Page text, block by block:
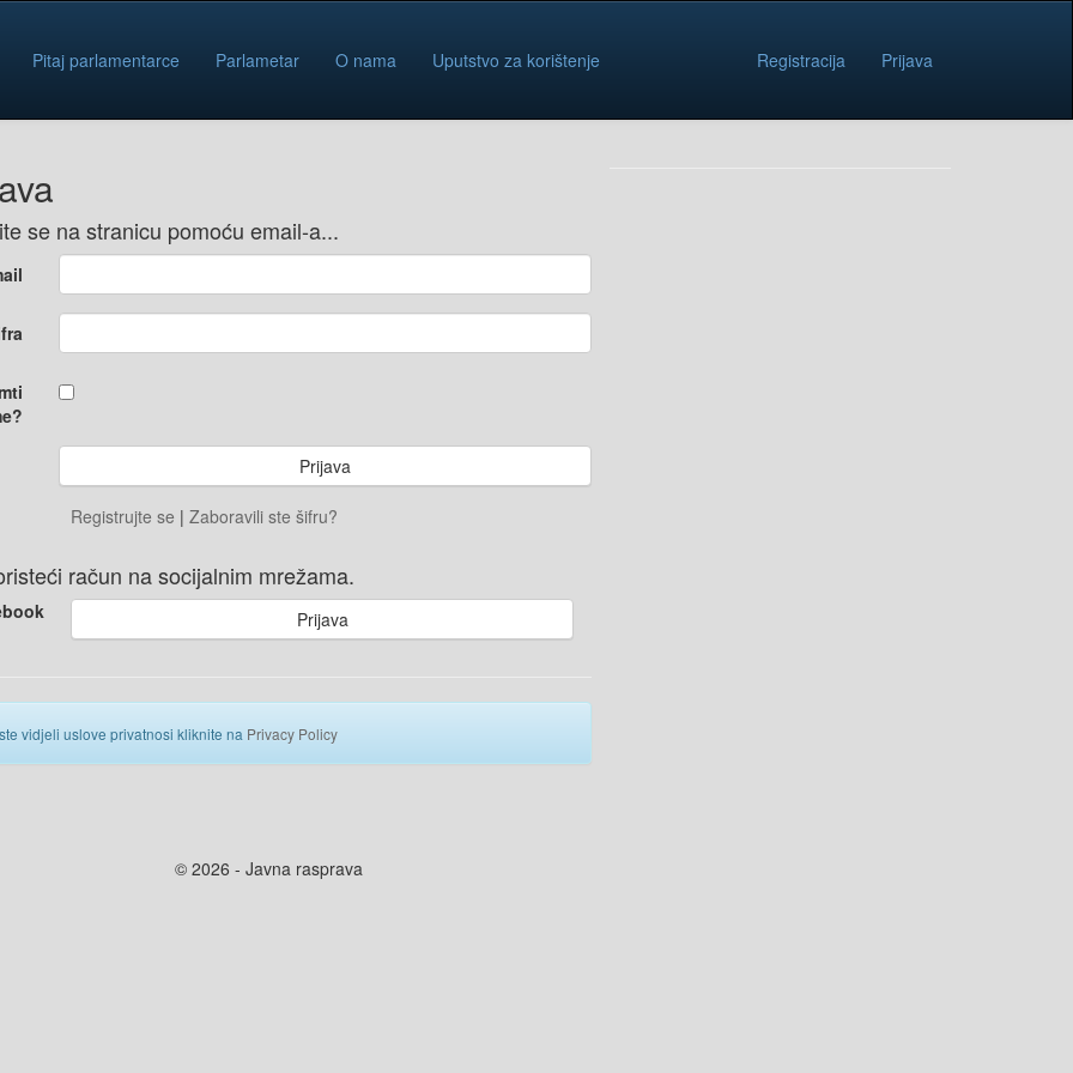
Pitaj parlamentarce Parlametar O nama Uputstvo za korištenje Registracija Prijava
se na stranicu pomoću email-a...
Registrujte se | Zaboravili ste šifru?
račun na socijalnim mrežama.
Prijava
vidjeli uslove privatnosi kliknite na Privacy Policy
© 2026 - Javna rasprava